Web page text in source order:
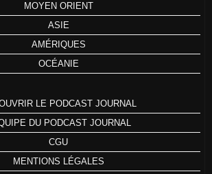
MOYEN ORIENT
ASIE
AMÉRIQUES
OCÉANIE
LE PODCAST JOURNAL
DU PODCAST JOURNAL
CGU
MENTIONS LÉGALES